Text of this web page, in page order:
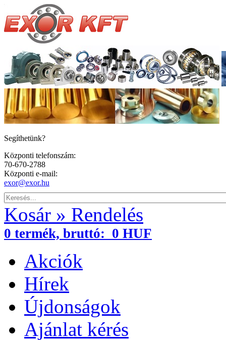
Segíthetünk?
Központi telefonszám:
70-670-2788
Központi e-mail:
exor@exor.hu
Kosár » Rendelés
0 termék, bruttó: 0 HUF
Akciók
Hírek
Újdonságok
Ajánlat kérés